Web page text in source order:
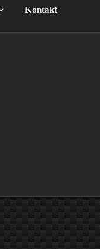
Kontakt